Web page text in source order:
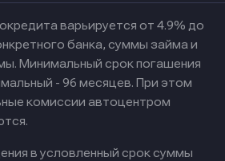
варьируется от 4.9% до
банка, суммы займа и
Минимальный срок погашения
- 96 месяцев. При этом
комиссии автоцентром
в условленный срок суммы